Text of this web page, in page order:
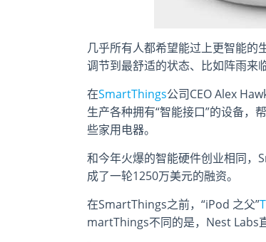
几乎所有人都希望能过上更智能的
调节到最舒适的状态、比如阵雨来
在SmartThings公司CEO Alex
生产各种拥有“智能接口”的设备，
些家用电器。
和今年火爆的智能硬件创业相同
成了一轮1250万美元的融资。
在SmartThings之前，“iPod 之父”
martThings不同的是，Nest Labs